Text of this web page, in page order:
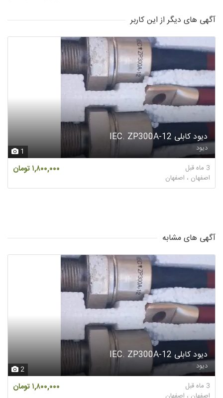
آگهی های دیگر از این کاربر
1
دیود کابلی IEC. ZP300A-12
دیود
۱,۸۰۰,۰۰۰ تومان
3 ماه قبل
اصفهان ، اصفهان
آگهی های مشابه
2
دیود کابلی IEC. ZP300A-12
دیود
۱,۸۰۰,۰۰۰ تومان
3 ماه قبل